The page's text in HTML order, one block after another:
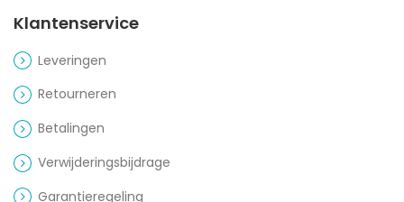
Klantenservice
Leveringen
Retourneren
Betalingen
Verwijderingsbijdrage
Garantieregeling